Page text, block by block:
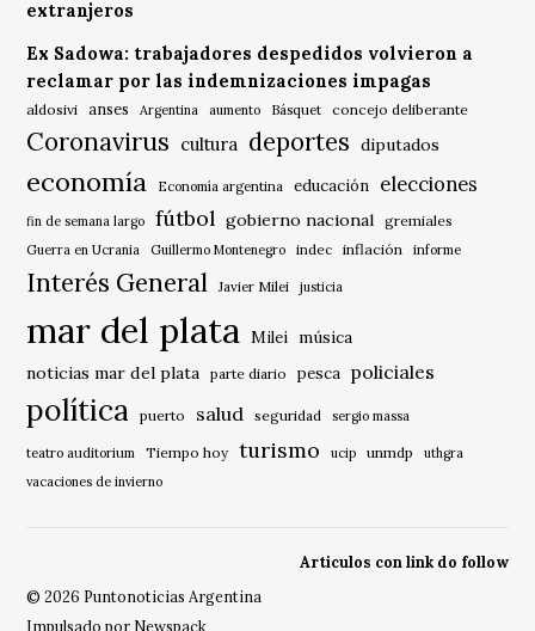
extranjeros
Ex Sadowa: trabajadores despedidos volvieron a
reclamar por las indemnizaciones impagas
aldosivi anses Argentina aumento Básquet concejo deliberante
Coronavirus cultura deportes diputados
economía Economía argentina educación elecciones
fin de semana largo fútbol gobierno nacional gremiales
Guerra en Ucrania Guillermo Montenegro indec inflación informe
Interés General Javier Milei justicia
mar del plata Milei música
noticias mar del plata
parte diario pesca policiales
política puerto salud seguridad sergio massa
teatro auditorium Tiempo hoy turismo ucip unmdp
uthgra
vacaciones de invierno
Articulos con link do follow
© 2026 Puntonoticias Argentina
Impulsado por Newspack